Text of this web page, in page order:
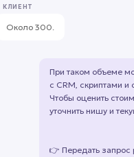
КЛИЕНТ
Около 300.
При таком объеме
с CRM, скриптами и
Чтобы оценить
уточнить нишу и
👉 Передать запрос